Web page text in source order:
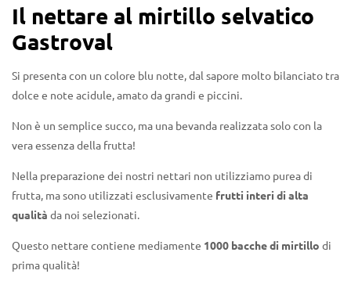
Il nettare al mirtillo selvatico
Gastroval
Si presenta con un colore blu notte, dal sapore molto bilanciato tra
dolce e note acidule, amato da grandi e piccini.
Non è un semplice succo, ma una bevanda realizzata solo con la
vera essenza della frutta!
Nella preparazione dei nostri nettari non utilizziamo purea di
frutta, ma sono utilizzati esclusivamente frutti interi di alta
qualità da noi selezionati.
Questo nettare contiene mediamente 1000 bacche di mirtillo di
prima qualità!